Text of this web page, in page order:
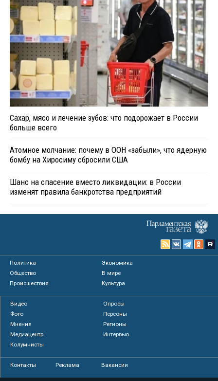
Сахар, мясо и лечение зубов: что подорожает в России
больше всего
Атомное молчание: почему в ООН «забыли», что ядерную
бомбу на Хиросиму сбросили США
Шанс на спасение вместо ликвидации: в России
изменят правила банкротства предприятий
Политика
Экономика
Общество
В мире
Происшествия
Культура
Видео
Опросы
Фото
Персоны
Мнения
Регионы
Медиацентр
Интервью
Колумнисты
Контакты Реклама Вакансии